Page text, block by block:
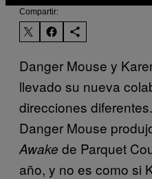
Compartir:
Danger Mouse y
llevado su nueva
direcciones
Danger Mouse
Awake de Parquet
año, y no es como si